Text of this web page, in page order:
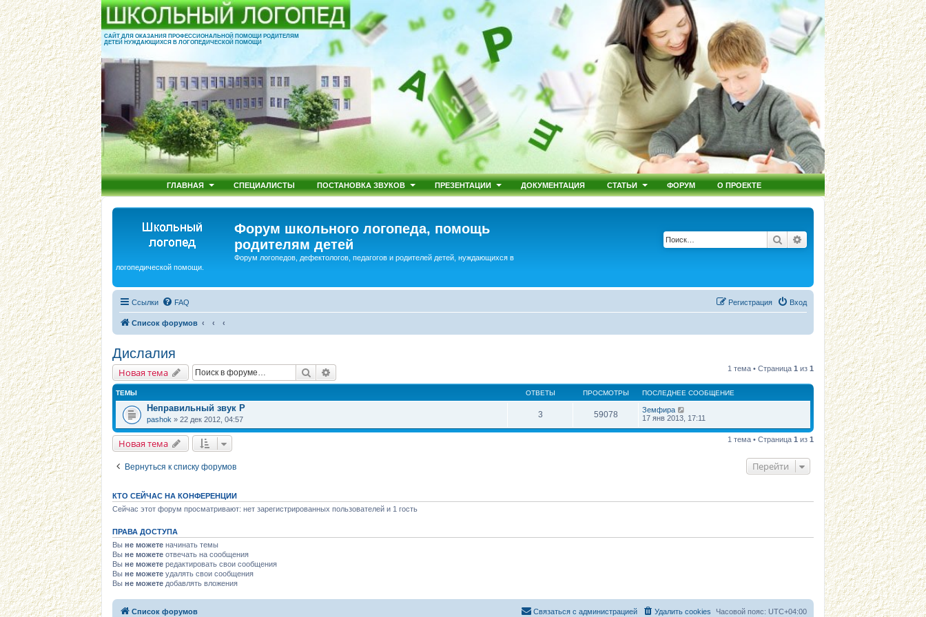
САЙТ ДЛЯ ОКАЗАНИЯ ПРОФЕССИОНАЛЬНОЙ ПОМОЩИ РОДИТЕЛЯМ
ДЕТЕЙ НУЖДАЮЩИХСЯ В ЛОГОПЕДИЧЕСКОЙ ПОМОЩИ
ГЛАВНАЯ СПЕЦИАЛИСТЫ ПОСТАНОВКА ЗВУКОВ ПРЕЗЕНТАЦИИ ДОКУМЕНТАЦИЯ СТАТЬИ ФОРУМ О ПРОЕКТЕ
Форум школьного логопеда, помощь
родителям детей
Форум логопедов, дефектологов, педагогов и родителей детей, нуждающихся в
логопедической помощи.
Поиск Расширенный поиск
Ссылки FAQ Вход
Регистрация
Список форумов
Дислалия
Новая тема Поиск 1 тема • Страница 1 из 1
ТЕМЫ ОТВЕТЫ ПРОСМОТРЫ ПОСЛЕДНЕЕ СООБЩЕНИЕ
Неправильный звук Р
pashok » 22 дек 2012, 04:57
3 59078
Земфира
17 янв 2013, 17:11
Новая тема 1 тема • Страница 1 из 1
Вернуться к списку форумов Перейти
КТО СЕЙЧАС НА КОНФЕРЕНЦИИ
Сейчас этот форум просматривают: нет зарегистрированных пользователей и 1 гость
ПРАВА ДОСТУПА
Вы не можете начинать темы
Вы не можете отвечать на сообщения
Вы не можете редактировать свои сообщения
Вы не можете удалять свои сообщения
Вы не можете добавлять вложения
Список форумов Часовой пояс: UTC+04:00
Удалить cookies
Связаться с администрацией